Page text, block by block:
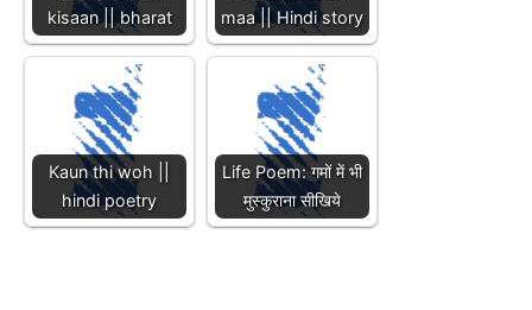
kisaan || bharat
maa || Hindi story
Kaun thi woh ||
hindi poetry
Life Poem: गमों में भी
मुस्कुराना सीखिये